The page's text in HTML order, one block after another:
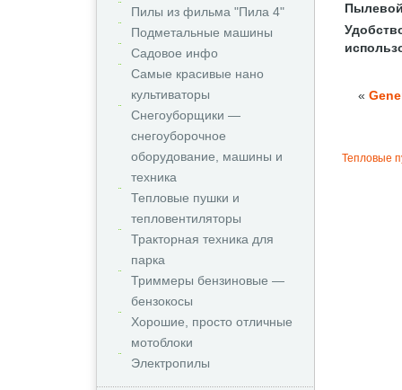
Пилы из фильма "Пила 4"
Подметальные машины
Садовое инфо
Самые красивые нано
культиваторы
Снегоуборщики —
снегоуборочное
оборудование, машины и
техника
Тепловые пушки и
тепловентиляторы
Тракторная техника для
парка
Триммеры бензиновые —
бензокосы
Хорошие, просто отличные
мотоблоки
Электропилы
«
Тепловые